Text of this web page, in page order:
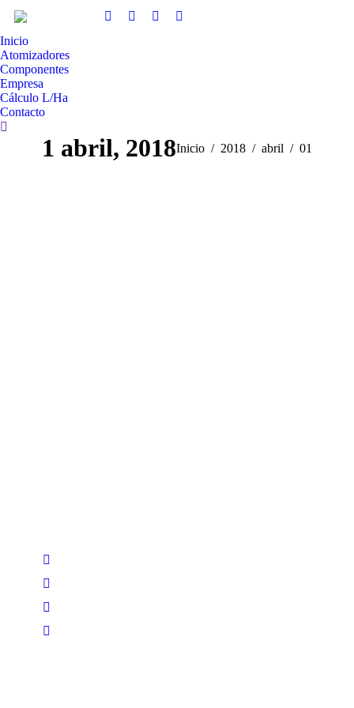
Inicio
Atomizadores
Componentes
Empresa
Cálculo L/Ha
Contacto
Buscar:
1 abril, 2018Estás aquí:
Inicio 2018 abril 01